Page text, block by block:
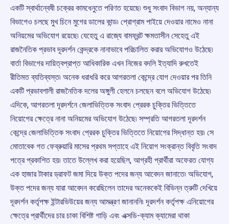
একটি স্বার্থান্বেষী চক্রের কামধেনুতে পরিণত হয়েছে৷ শুধু সংবাদ বিভাগ নয়, অন্যান্য
বিভাগেও চলছে মুখ চিনে মুগের ডালের কান্ড৷ প্রোগ্রাম পাইয়ে দেওয়ার নামেও নানা
অনিয়মের অভিযোগ রয়েছে৷ যেহেতু এ রাজ্যে বামফ্রন্ট ক্ষমতাসীন সেহেতু এই
রাজনৈতিক প্রভাব দূরদর্শন কেন্দ্রকে নানাভাবে পরিচালিত করার অভিযোগও উঠেছে৷
বার্তা বিভাগের দায়িত্বপ্রাপ্ত আধিকারিক এখন নিজের বদলি ইত্যাদি রুখতেই
রীতিমত ব্যতিব্যস্ত৷ অনেক ধরাধরি করে আগরতলা কেন্দ্রে যোগ দেওয়ার পর তিনি
একটি প্রভাবশালী রাজনৈতিক দলের অঙ্গুলী হেলনে চলছেন বলে অভিযোগ উঠেছে৷
এদিকে, আগরতলা দূরদর্শনে জেলাভিত্তিক সংবাদ প্রেরক চুক্তির ভিত্তিতে
নিয়োগের ক্ষেত্রে নানা অনিয়মের অভিযোগ উঠেছে৷ সম্প্রতি আগরতলা দূরদর্শন
কেন্দ্রে জেলাভিত্তিক সংবাদ প্রেরক চুক্তির ভিত্তিতে নিয়োগের সিদ্ধান্ত হয়৷ সে
মোতাবেক গত ফেব্রুয়ারি মাসের প্রথম সপ্তাহে এই নিয়োগ সংক্রান্ত বিবৃতি সংবাদ
পত্রে প্রকাশিত হয়৷ তাতে উল্লেখ করা হয়েছিল, আগ্রহী প্রার্থীরা অফেরত যোগ্য
এক হাজার টাকার ড্রাফট জমা দিয়ে উক্ত পদের জন্য আবেদন জানাতে৷ অভিযোগ,
উক্ত পদের জন্য যারা আবেদন করেছিলেন তাদের অনেককেই বিভিন্ন ত্রুটি দেখিয়ে
দূরদর্শন কর্তৃপক্ষ ইন্টারভিউয়ের জন্য আমন্ত্রণ জানাননি৷ দূরদর্শন কর্তৃপক্ষ এনিয়োগের
ক্ষেত্রে প্রার্থীদের চার চাকা বিশিষ্ট গাড়ি এবং এক্সডি-ক্যাম ক্যামেরা থাকা